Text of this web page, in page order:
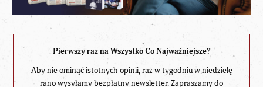
Pierwszy raz na Wszystko Co Najważniejsze?
Aby nie ominąć istotnych opinii, raz w tygodniu w niedzielę
rano wysyłamy bezpłatny newsletter. Zapraszamy do